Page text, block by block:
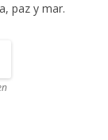
paz y mar.